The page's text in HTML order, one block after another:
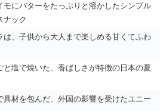
モにバターをたっぷりと溶かしたシンプル
ナック
は、子供から大人まで楽しめる甘くてふわ
と塩で焼いた、香ばしさが特徴の日本の夏
具材を包んだ、外国の影響を受けたユニー